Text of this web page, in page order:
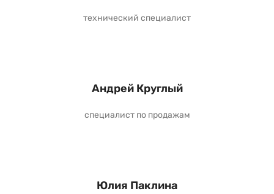
технический специалист
Андрей Круглый
специалист по продажам
Юлия Паклина